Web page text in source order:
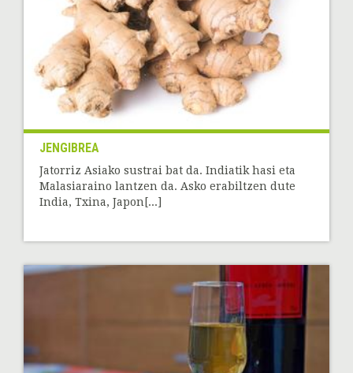
JENGIBREA
Jatorriz Asiako sustrai bat da. Indiatik hasi eta
Malasiaraino lantzen da. Asko erabiltzen dute
India, Txina, Japon[...]